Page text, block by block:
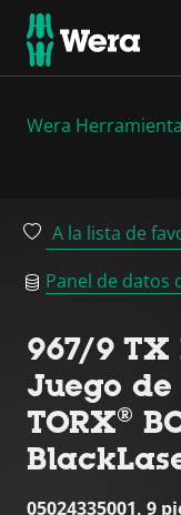
Wera
A la lista de
Panel de datos
967/9 TX
Juego
TORX®
05024335001, 9